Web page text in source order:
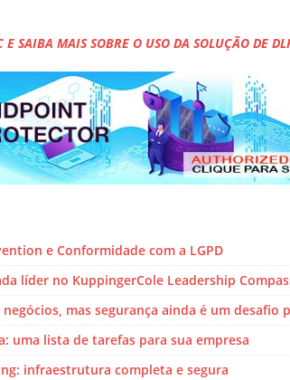
SAIBA MAIS SOBRE O USO DA SOLUÇÃO DE
e Conformidade com a LGPD
líder no KuppingerCole Leadership
mas segurança ainda é um desafio
uma lista de tarefas para sua empresa
infraestrutura completa e segura